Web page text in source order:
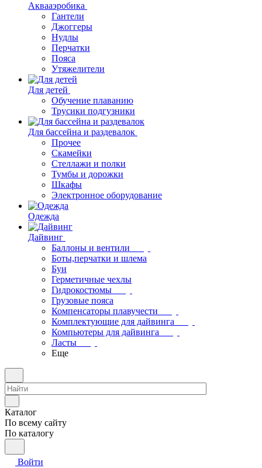
Аквааэробика
Гантели
Джоггеры
Нудлы
Перчатки
Пояса
Утяжелители
Для детей
Обучение плаванию
Трусики подгузники
Для бассейна и раздевалок
Прочее
Скамейки
Стеллажи и полки
Тумбы и дорожки
Шкафы
Электронное оборудование
Одежда
Дайвинг
Баллоны и вентили
Боты,перчатки и шлема
Буи
Герметичные чехлы
Гидрокостюмы
Грузовые пояса
Компенсаторы плавучести
Комплектующие для дайвинга
Компьютеры для дайвинга
Ласты
Еще
Каталог
По всему сайту
По каталогу
Войти